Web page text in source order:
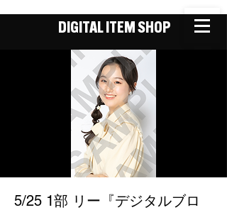
DIGITAL ITEM SHOP
5/25 1部 リー『デジタルブロ